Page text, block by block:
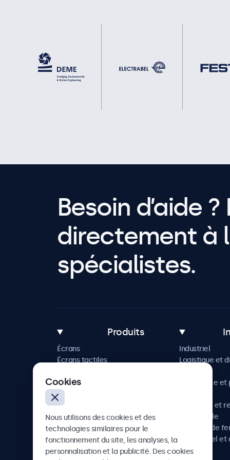
Besoin d’aide
directement à
spécialistes.
Produits
Écrans
Écrans tactiles
Solutions sur mesure
Industriel
Logistique et
Commerce et
Hôtellerie et
Automobile
Chemins de
Audiovisuel
Santé
Cookies
Nous utilisons des cookies et des
technologies similaires pour le
fonctionnement du site, les analyses, la
personnalisation et la publicité. Des cookies